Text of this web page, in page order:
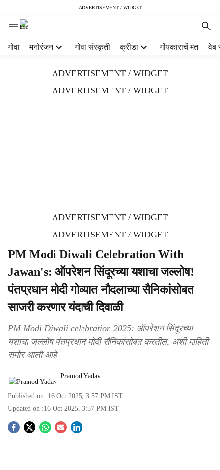
ADVERTISEMENT / WIDGET
गोवा मनोरंजन गोवा संस्कृती क्रीडा गोंयकाराचें मत वेब
ADVERTISEMENT / WIDGET
ADVERTISEMENT / WIDGET
ADVERTISEMENT / WIDGET
ADVERTISEMENT / WIDGET
PM Modi Diwali Celebration With
Jawan's: ऑपरेशन सिंदूरच्या यशाचा जल्लोष!
पंतप्रधान मोदी गोव्यात नौदलाच्या सैनिकांसोबत
साजरी करणार यंदाची दिवाळी
PM Modi Diwali celebration 2025: ऑपरेशन सिंदूरच्या
यशाचा जल्लोष पंतप्रधान मोदी सैनिकांसोबत करतील, अशी माहिती
समोर आली आहे
Pramod Yadav
Published on :16 Oct 2025, 3:57 PM IST
Updated on :16 Oct 2025, 3:57 PM IST
S